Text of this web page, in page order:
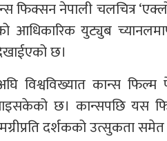
फिक्सन नेपाली चलचित्र
युट्युब
छ।
विश्वविख्यात कान्स फिल्म
छ। कान्सपछि यस
दर्शकको उत्सुकता